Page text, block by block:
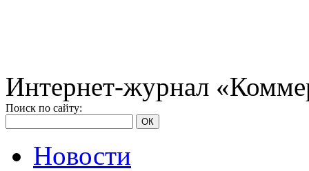
Интернет-журнал
Поиск по сайту:
ОК
Новости